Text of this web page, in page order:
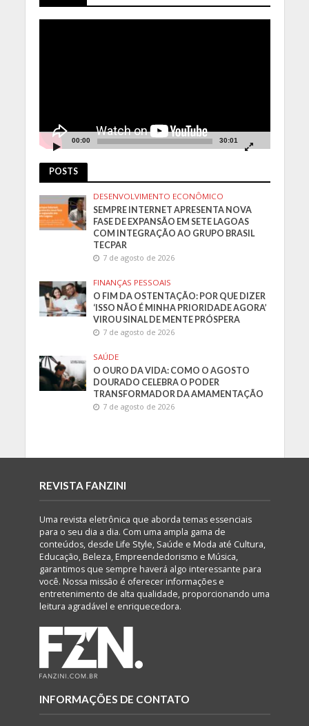
00:00 30:01
POSTS
DESENVOLVIMENTO ECONÔMICO
SEMPRE INTERNET APRESENTA NOVA
FASE DE EXPANSÃO EM SETE LAGOAS
COM INTEGRAÇÃO AO GRUPO BRASIL
TECPAR
7 de agosto de 2026
FINANÇAS PESSOAIS
O FIM DA OSTENTAÇÃO: POR QUE DIZER
‘ISSO NÃO É MINHA PRIORIDADE AGORA’
VIROU SINAL DE MENTE PRÓSPERA
7 de agosto de 2026
SAÚDE
O OURO DA VIDA: COMO O AGOSTO
DOURADO CELEBRA O PODER
TRANSFORMADOR DA AMAMENTAÇÃO
7 de agosto de 2026
REVISTA FANZINI
Uma revista eletrônica que aborda temas essenciais
para o seu dia a dia. Com uma ampla gama de
conteúdos, desde Life Style, Saúde e Moda até Cultura,
Educação, Beleza, Empreendedorismo e Música,
garantimos que sempre haverá algo interessante para
você. Nossa missão é oferecer informações e
entretenimento de alta qualidade, proporcionando uma
leitura agradável e enriquecedora.
INFORMAÇÕES DE CONTATO